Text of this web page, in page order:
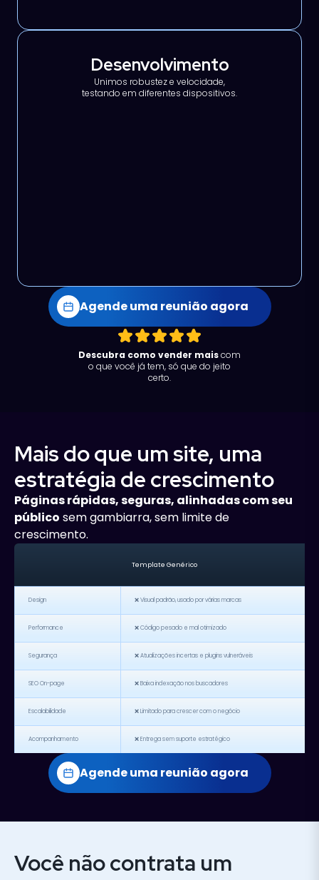
Desenvolvimento
Unimos robustez e velocidade,
testando em diferentes dispositivos.
Agende uma reunião agora
Descubra como vender maiscom
o que você já tem, só que do jeito
certo.
Mais do que um site, uma
estratégia de crescimento
Páginas rápidas, seguras, alinhadas com seu
público sem gambiarra, sem limite de
crescimento.
Template Genérico
Design ❌ Visual padrão, usado por várias marcas
Performance ❌ Código pesado e mal otimizado
Segurança ❌ Atualizações incertas e plugins vulneráveis
SEO On-page ❌ Baixa indexação nos buscadores
Escalabilidade ❌ Limitado para crescer com o negócio
Acompanhamento ❌ Entrega sem suporte estratégico
Agende uma reunião agora
Você não contrata um